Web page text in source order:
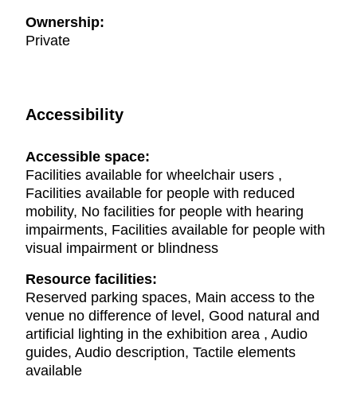
Ownership:
Private
Accessibility
Accessible space:
Facilities available for wheelchair users ,
Facilities available for people with reduced
mobility, No facilities for people with hearing
impairments, Facilities available for people with
visual impairment or blindness
Resource facilities:
Reserved parking spaces, Main access to the
venue no difference of level, Good natural and
artificial lighting in the exhibition area , Audio
guides, Audio description, Tactile elements
available